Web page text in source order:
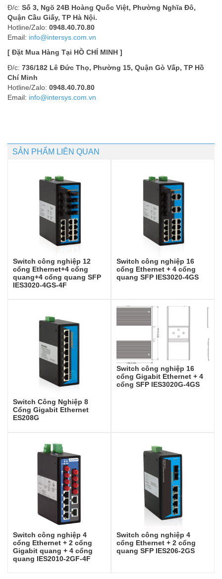
Đ/c: Số 3, Ngõ 24B Hoàng Quốc Việt, Phường Nghĩa Đô,
Quận Cầu Giấy, TP Hà Nội.
Hotline/Zalo: 0948.40.70.80
Email: info@intersys.com.vn
[ Đặt Mua Hàng Tại HỒ CHÍ MINH ]
Đ/c: 736/182 Lê Đức Thọ, Phường 15, Quận Gò Vấp, TP Hồ
Chí Minh
Hotline/Zalo: 0948.40.70.80
Email: info@intersys.com.vn
SẢN PHẨM LIÊN QUAN
Switch công nghiệp 12
cổng Ethernet+4 cổng
quang+4 cổng quang SFP
IES3020-4GS-4F
Switch công nghiệp 16
cổng Ethernet + 4 cổng
quang SFP IES3020-4GS
Switch Công Nghiệp 8
Cổng Gigabit Ethernet
ES208G
Switch công nghiệp 16
cổng Gigabit Ethernet + 4
cổng SFP IES3020G-4GS
Switch công nghiệp 4
cổng Ethernet + 2 cổng
Gigabit quang + 4 cổng
quang IES2010-2GF-4F
Switch công nghiệp 4
cổng Ethernet + 2 cổng
quang SFP IES206-2GS